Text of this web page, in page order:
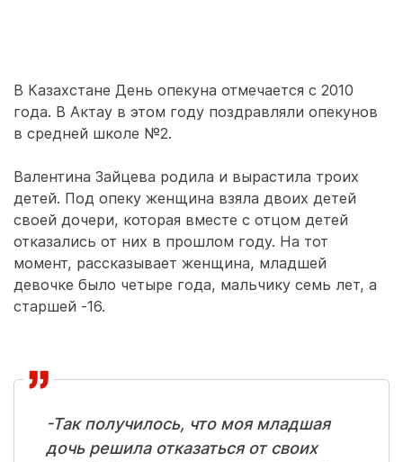
В Казахстане День опекуна отмечается с 2010
года. В Актау в этом году поздравляли опекунов
в средней школе №2.
Валентина Зайцева родила и вырастила троих
детей. Под опеку женщина взяла двоих детей
своей дочери, которая вместе с отцом детей
отказались от них в прошлом году. На тот
момент, рассказывает женщина, младшей
девочке было четыре года, мальчику семь лет, а
старшей -16.
-Так получилось, что моя младшая
дочь решила отказаться от своих